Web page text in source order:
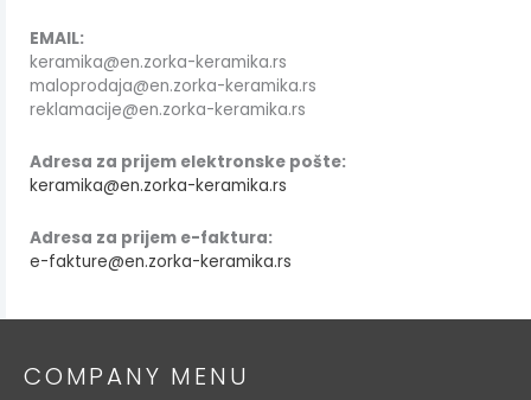
EMAIL:
keramika@en.zorka-keramika.rs
maloprodaja@en.zorka-keramika.rs
reklamacije@en.zorka-keramika.rs
Adresa za prijem elektronske pošte:
keramika@en.zorka-keramika.rs
Adresa za prijem e-faktura:
e-fakture@en.zorka-keramika.rs
COMPANY MENU